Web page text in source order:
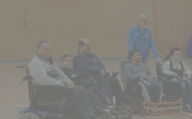
de actividades deportivas, culturales y de
infantiles del municipio con nuevas actuaciones